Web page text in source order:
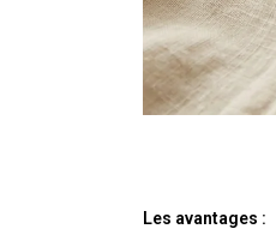
Les avantages :